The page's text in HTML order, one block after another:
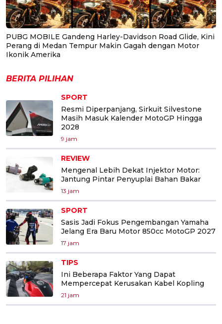
PUBG MOBILE Gandeng Harley-Davidson Road Glide, Kini
Perang di Medan Tempur Makin Gagah dengan Motor
Ikonik Amerika
BERITA PILIHAN
SPORT
Resmi Diperpanjang, Sirkuit Silvestone
Masih Masuk Kalender MotoGP Hingga
2028
9 jam
REVIEW
Mengenal Lebih Dekat Injektor Motor:
Jantung Pintar Penyuplai Bahan Bakar
13 jam
SPORT
Sasis Jadi Fokus Pengembangan Yamaha
Jelang Era Baru Motor 850cc MotoGP 2027
17 jam
TIPS
Ini Beberapa Faktor Yang Dapat
Mempercepat Kerusakan Kabel Kopling
21 jam